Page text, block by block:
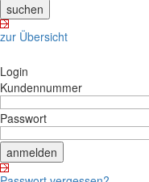
zur Übersicht
Login
Kundennummer
Passwort